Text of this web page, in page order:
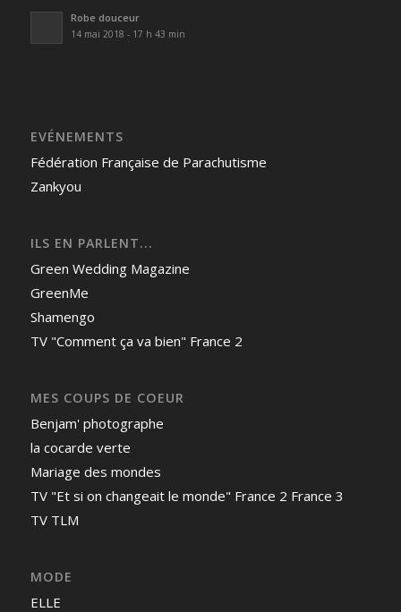
Robe douceur
14 mai 2018 - 17 h 43 min
EVÉNEMENTS
Fédération Française de Parachutisme
Zankyou
ILS EN PARLENT...
Green Wedding Magazine
GreenMe
Shamengo
TV "Comment ça va bien" France 2
MES COUPS DE COEUR
Benjam' photographe
la cocarde verte
Mariage des mondes
TV "Et si on changeait le monde" France 2 France 3
TV TLM
MODE
ELLE